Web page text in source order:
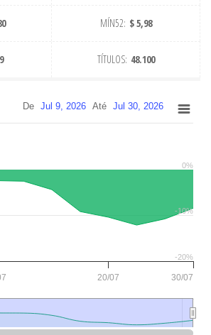
MÍN52: $ 5,98
TÍTULOS: 48.100
20/07 30/07
-10%
0%
-20%
De Jul 9, 2026 Até Jul 30, 2026